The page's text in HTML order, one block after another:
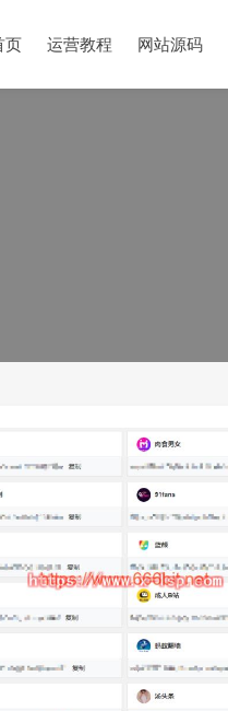
页 运营教程 网站源码